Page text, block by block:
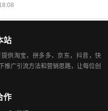
站
供淘宝，拼多多，京东，抖音，快
推广引流方法和营销思路，让每位创
作